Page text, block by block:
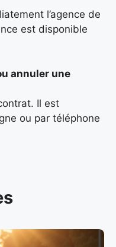
l’agence de
est disponible
annuler une
Il est
ou par téléphone